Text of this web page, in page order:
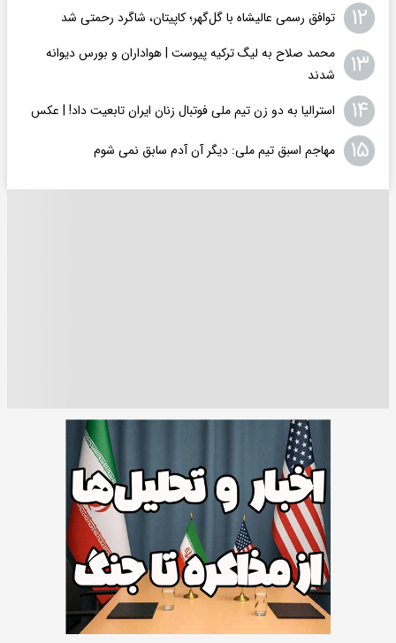
۱۲ توافق رسمی عالیشاه با گل‌گهر؛ کاپیتان، شاگرد رحمتی شد
۱۳
محمد صلاح به لیگ ترکیه پیوست | هواداران و بورس دیوانه
شدند
۱۴ استرالیا به دو زن تیم ملی فوتبال زنان ایران تابعیت داد! | عکس
۱۵ مهاجم اسبق تیم ملی: دیگر آن آدم سابق نمی شوم